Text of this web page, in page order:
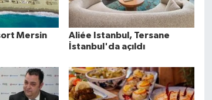
Mersin
Aliée Istanbul, Tersane
İstanbul'da açıldı